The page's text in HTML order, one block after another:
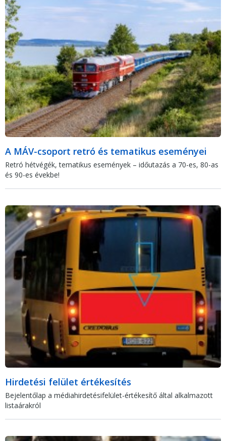
A MÁV-csoport retró és tematikus eseményei
Retró hétvégék, tematikus események – időutazás a 70-es, 80-as
és 90-es évekbe!
Hirdetési felület értékesítés
Bejelentőlap a médiahirdetésifelület-értékesítő által alkalmazott
listaárakról